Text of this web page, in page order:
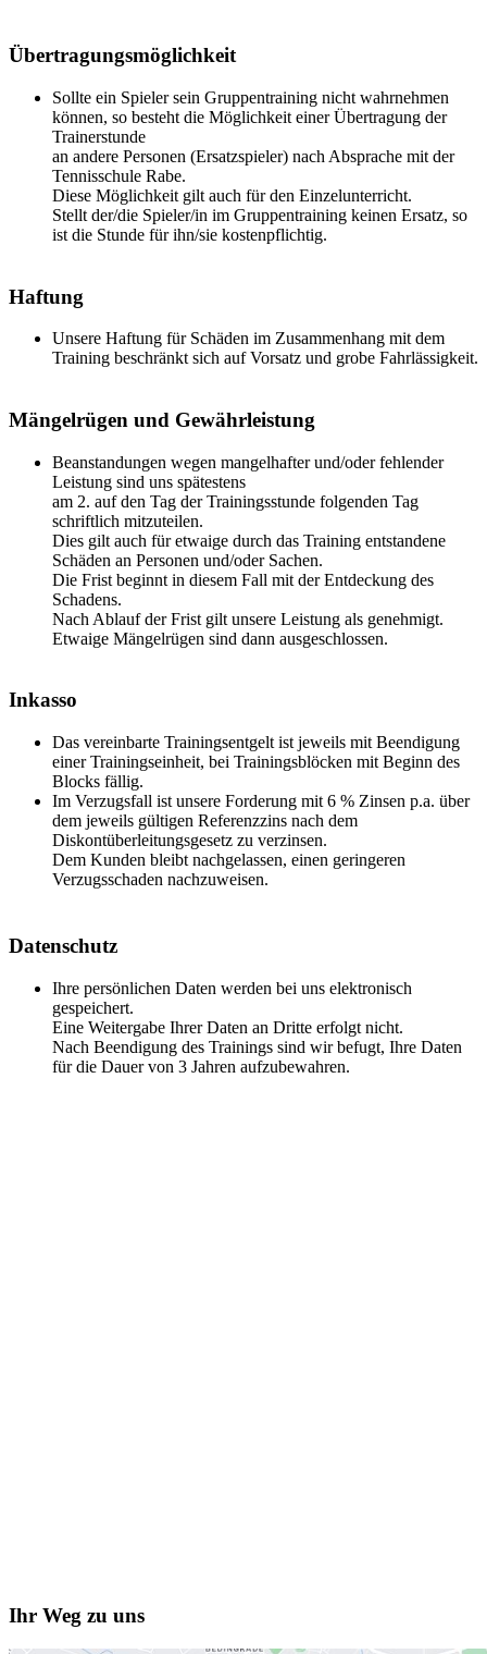
Übertragungsmöglichkeit
Sollte ein Spieler sein Gruppentraining nicht wahrnehmen
können, so besteht die Möglichkeit einer Übertragung der
Trainerstunde
an andere Personen (Ersatzspieler) nach Absprache mit der
Tennisschule Rabe.
Diese Möglichkeit gilt auch für den Einzelunterricht.
Stellt der/die Spieler/in im Gruppentraining keinen Ersatz, so
ist die Stunde für ihn/sie kostenpflichtig.
Haftung
Unsere Haftung für Schäden im Zusammenhang mit dem
Training beschränkt sich auf Vorsatz und grobe Fahrlässigkeit.
Mängelrügen und Gewährleistung
Beanstandungen wegen mangelhafter und/oder fehlender
Leistung sind uns spätestens
am 2. auf den Tag der Trainingsstunde folgenden Tag
schriftlich mitzuteilen.
Dies gilt auch für etwaige durch das Training entstandene
Schäden an Personen und/oder Sachen.
Die Frist beginnt in diesem Fall mit der Entdeckung des
Schadens.
Nach Ablauf der Frist gilt unsere Leistung als genehmigt.
Etwaige Mängelrügen sind dann ausgeschlossen.
Inkasso
Das vereinbarte Trainingsentgelt ist jeweils mit Beendigung
einer Trainingseinheit, bei Trainingsblöcken mit Beginn des
Blocks fällig.
Im Verzugsfall ist unsere Forderung mit 6 % Zinsen p.a. über
dem jeweils gültigen Referenzzins nach dem
Diskontüberleitungsgesetz zu verzinsen.
Dem Kunden bleibt nachgelassen, einen geringeren
Verzugsschaden nachzuweisen.
Datenschutz
Ihre persönlichen Daten werden bei uns elektronisch
gespeichert.
Eine Weitergabe Ihrer Daten an Dritte erfolgt nicht.
Nach Beendigung des Trainings sind wir befugt, Ihre Daten
für die Dauer von 3 Jahren aufzubewahren.
Ihr Weg zu uns